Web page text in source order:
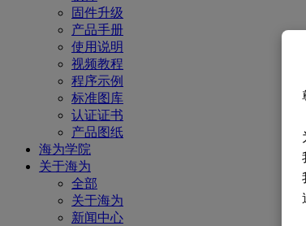
固件升级
产品手册
使用说明
视频教程
程序示例
标准图库
认证证书
产品图纸
海为学院
关于海为
全部
关于海为
新闻中心